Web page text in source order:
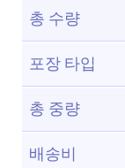
총 수량
포장 타입
총 중량
배송비